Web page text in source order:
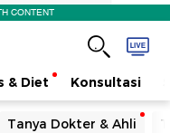
CONTENT
& Diet Konsultasi
Tanya Dokter & Ahli